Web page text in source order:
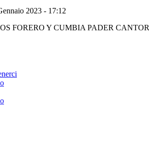
2023 - 17:12
FORERO Y CUMBIA PADER